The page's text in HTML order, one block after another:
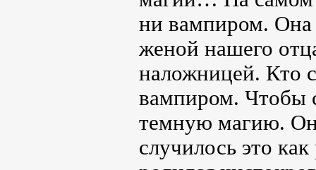
ни вампиром. Она
женой нашего
наложницей. Кто
вампиром. Чтобы
темную магию.
случилось это